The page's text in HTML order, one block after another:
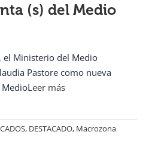
(s) del Medio
el Ministerio del Medio
Pastore como nueva
MedioLeer más
, DESTACADO, Macrozona